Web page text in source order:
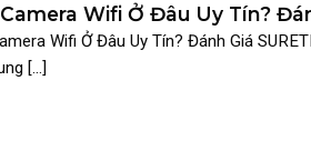
Wifi Ở Đâu Uy Tín?
Wifi Ở Đâu Uy Tín? Đánh Giá
[...]